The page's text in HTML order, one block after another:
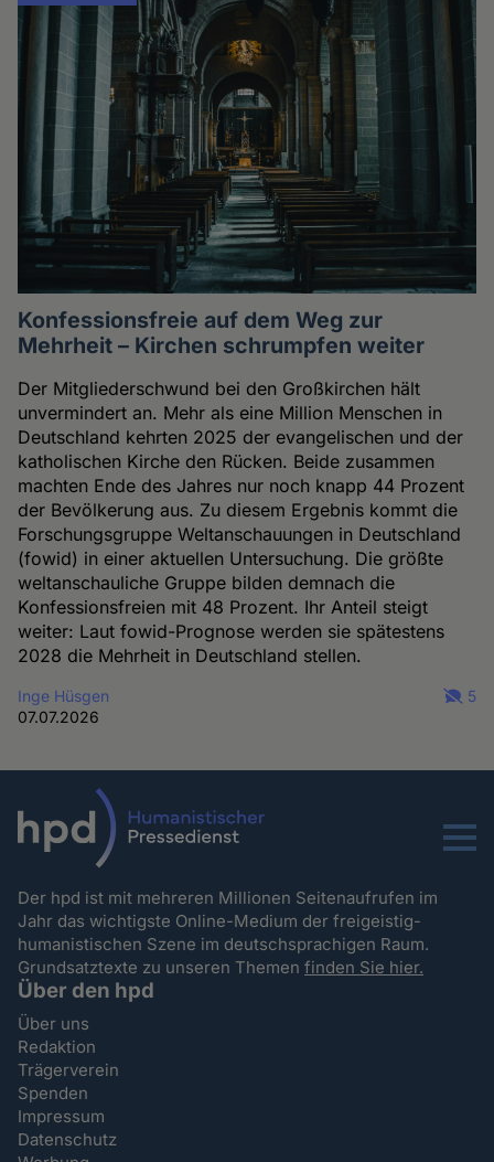
Konfessionsfreie auf dem Weg zur
Mehrheit – Kirchen schrumpfen weiter
Der Mitgliederschwund bei den Großkirchen hält
unvermindert an. Mehr als eine Million Menschen in
Deutschland kehrten 2025 der evangelischen und der
katholischen Kirche den Rücken. Beide zusammen
machten Ende des Jahres nur noch knapp 44 Prozent
der Bevölkerung aus. Zu diesem Ergebnis kommt die
Forschungsgruppe Weltanschauungen in Deutschland
(fowid) in einer aktuellen Untersuchung. Die größte
weltanschauliche Gruppe bilden demnach die
Konfessionsfreien mit 48 Prozent. Ihr Anteil steigt
weiter: Laut fowid-Prognose werden sie spätestens
2028 die Mehrheit in Deutschland stellen.
Inge Hüsgen
07.07.2026
5
Menu
Der hpd ist mit mehreren Millionen Seitenaufrufen im
Jahr das wichtigste Online-Medium der freigeistig-
humanistischen Szene im deutschsprachigen Raum.
Grundsatztexte zu unseren Themenfinden Sie hier.
Über den hpd
Über uns
Redaktion
Trägerverein
Spenden
Impressum
Datenschutz